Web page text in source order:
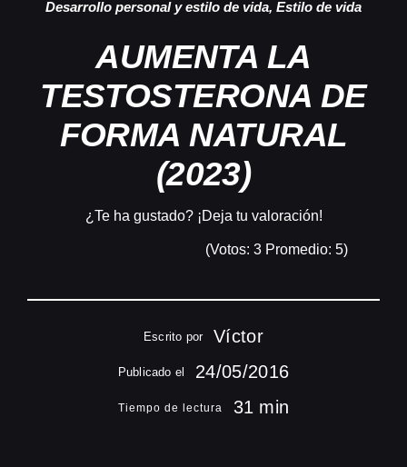
Desarrollo personal y estilo de vida, Estilo de vida
AUMENTA LA
TESTOSTERONA DE
FORMA NATURAL
(2023)
¿Te ha gustado? ¡Deja tu valoración!
(Votos: 3Promedio: 5)
Escrito por Víctor
Publicado el 24/05/2016
Tiempo de lectura 31 min